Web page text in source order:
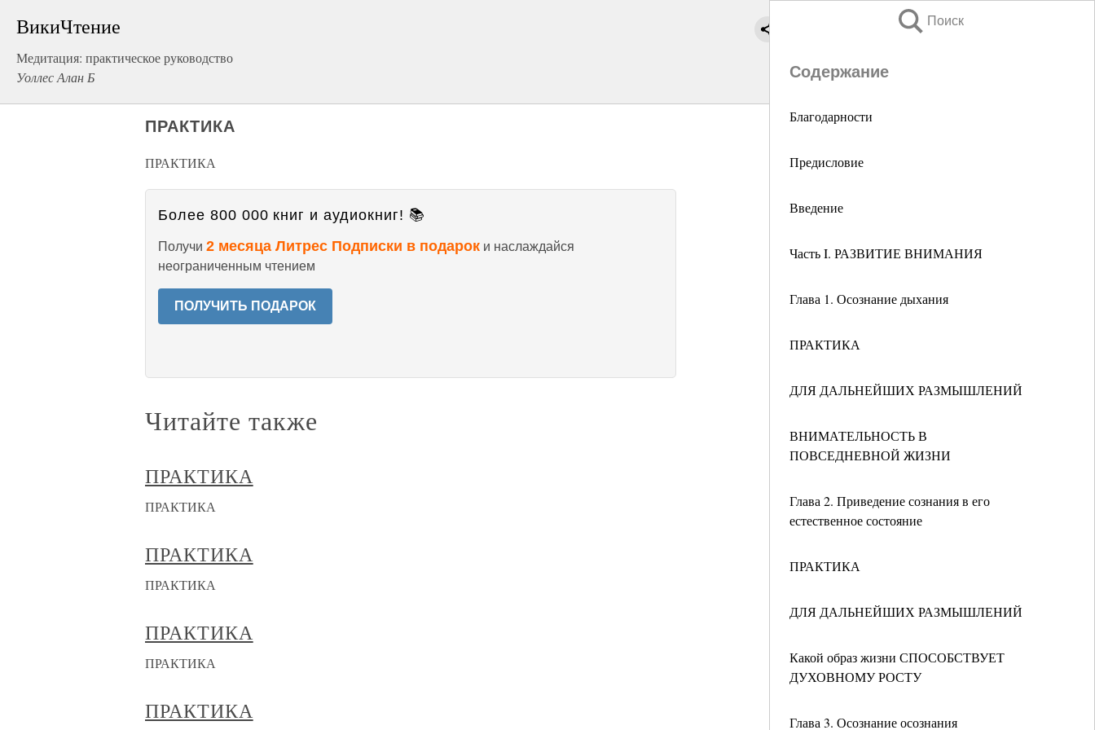
ВикиЧтение
Медитация: практическое руководство
Уоллес Алан Б
Поиск
Содержание
Благодарности
Предисловие
Введение
Часть I. РАЗВИТИЕ ВНИМАНИЯ
Глава 1. Осознание дыхания
ПРАКТИКА
ДЛЯ ДАЛЬНЕЙШИХ РАЗМЫШЛЕНИЙ
ВНИМАТЕЛЬНОСТЬ В
ПОВСЕДНЕВНОЙ ЖИЗНИ
Глава 2. Приведение сознания в его
естественное состояние
ПРАКТИКА
ДЛЯ ДАЛЬНЕЙШИХ РАЗМЫШЛЕНИЙ
Какой образ жизни СПОСОБСТВУЕТ
ДУХОВНОМУ РОСТУ
Глава 3. Осознание осознания
ПРАКТИКА
ПРАКТИКА
Более 800 000 книг и аудиокниг! 📚
Получи 2 месяца Литрес Подписки в подарок и наслаждайся
неограниченным чтением
ПОЛУЧИТЬ ПОДАРОК
Читайте также
ПРАКТИКА
ПРАКТИКА
ПРАКТИКА
ПРАКТИКА
ПРАКТИКА
ПРАКТИКА
ПРАКТИКА